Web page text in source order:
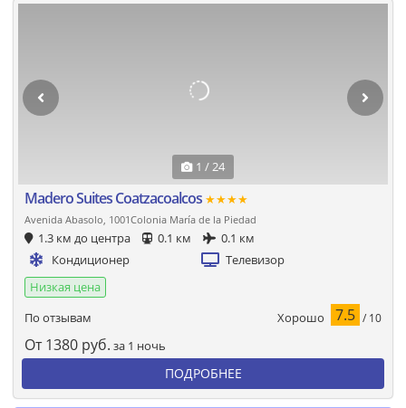
1 / 24
Madero Suites Coatzacoalcos ★★★★
Avenida Abasolo, 1001Colonia María de la Piedad
1.3 км до центра 0.1 км
0.1 км
Кондиционер
Телевизор
Низкая цена
По отзывам
Хорошо 7.5 / 10
От 1380 руб. за 1 ночь
ПОДРОБНЕЕ